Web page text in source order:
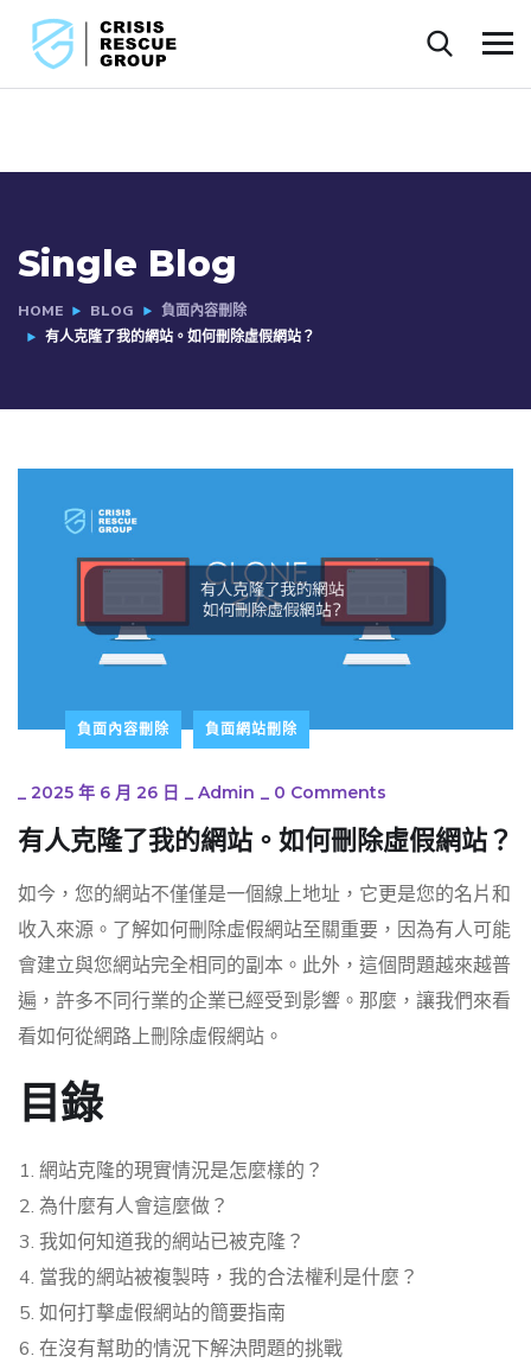
Single Blog
HOME BLOG
負面內容刪除
有人克隆了我的網站。如何刪除虛假網站？
負面內容刪除 負面網站刪除
_ 2025 年 6 月 26 日 _ Admin _ 0 Comments
有人克隆了我的網站。如何刪除虛假網站？
如今，您的網站不僅僅是一個線上地址，它更是您的名片和
收入來源。了解如何刪除虛假網站至關重要，因為有人可能
會建立與您網站完全相同的副本。此外，這個問題越來越普
遍，許多不同行業的企業已經受到影響。那麼，讓我們來看
看如何從網路上刪除虛假網站。
目錄
網站克隆的現實情況是怎麼樣的？
為什麼有人會這麼做？
我如何知道我的網站已被克隆？
當我的網站被複製時，我的合法權利是什麼？
如何打擊虛假網站的簡要指南
在沒有幫助的情況下解決問題的挑戰